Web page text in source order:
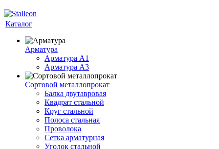
Каталог
Арматура
Арматура A1
Арматура А3
Сортовой металлопрокат
Балка двутавровая
Квадрат стальной
Круг стальной
Полоса стальная
Проволока
Сетка арматурная
Уголок стальной